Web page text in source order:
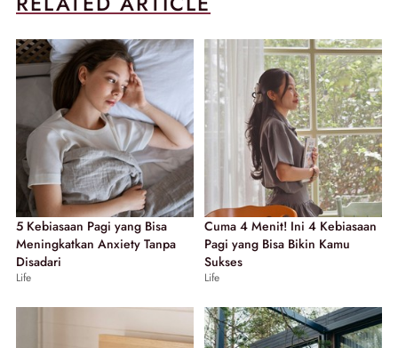
5 Kebiasaan Pagi yang Bisa
Meningkatkan Anxiety Tanpa
Disadari
Life
Cuma 4 Menit! Ini 4 Kebiasaan
Pagi yang Bisa Bikin Kamu
Sukses
Life